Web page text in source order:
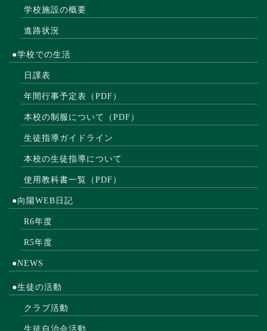
学校施設の概要
進路状況
●学校での生活
日課表
年間行事予定表（PDF）
本校の制服について（PDF）
生徒指導ガイドライン
本校の生徒指導について
使用教科書一覧（PDF）
●向陽WEB日記
R6年度
R5年度
●NEWS
●生徒の活動
クラブ活動
生徒自治会活動